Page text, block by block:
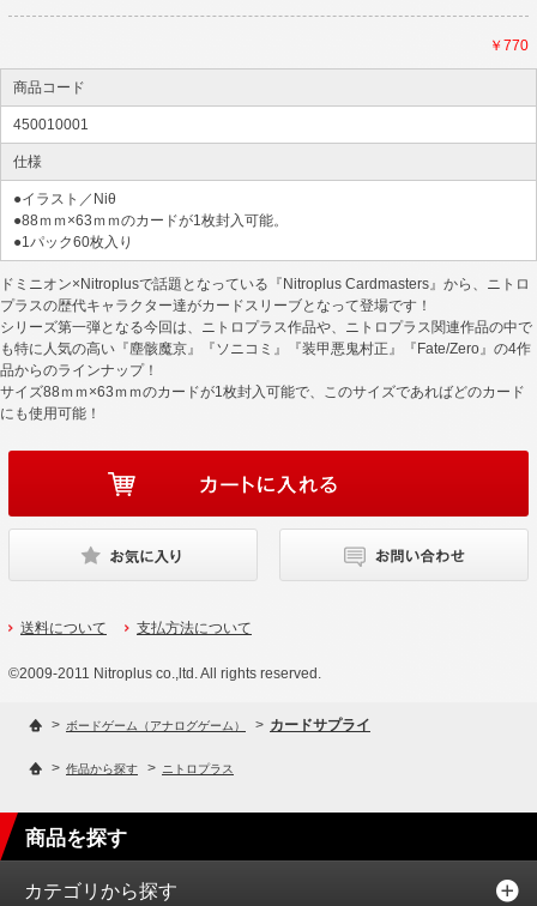
￥770
商品コード
450010001
仕様
●イラスト／Niθ
●88ｍｍ×63ｍｍのカードが1枚封入可能。
●1パック60枚入り
ドミニオン×Nitroplusで話題となっている『Nitroplus Cardmasters』から、ニトロ
プラスの歴代キャラクター達がカードスリーブとなって登場です！
シリーズ第一弾となる今回は、ニトロプラス作品や、ニトロプラス関連作品の中で
も特に人気の高い『塵骸魔京』『ソニコミ』『装甲悪鬼村正』『Fate/Zero』の4作
品からのラインナップ！
サイズ88ｍｍ×63ｍｍのカードが1枚封入可能で、このサイズであればどのカード
にも使用可能！
送料について 支払方法について
©2009-2011 Nitroplus co.,ltd. All rights reserved.
> ボードゲーム（アナログゲーム） > カードサプライ
> 作品から探す > ニトロプラス
商品を探す
カテゴリから探す